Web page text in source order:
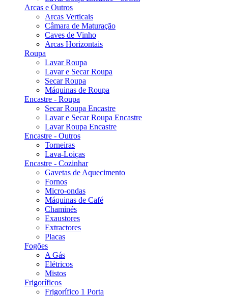
Arcas e Outros
Arcas Verticais
Câmara de Maturação
Caves de Vinho
Arcas Horizontais
Roupa
Lavar Roupa
Lavar e Secar Roupa
Secar Roupa
Máquinas de Roupa
Encastre - Roupa
Secar Roupa Encastre
Lavar e Secar Roupa Encastre
Lavar Roupa Encastre
Encastre - Outros
Torneiras
Lava-Loiças
Encastre - Cozinhar
Gavetas de Aquecimento
Fornos
Micro-ondas
Máquinas de Café
Chaminés
Exaustores
Extractores
Placas
Fogões
A Gás
Elétricos
Mistos
Frigoríficos
Frigorífico 1 Porta